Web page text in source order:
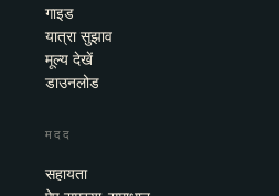
गाइड
यात्रा सुझाव
मूल्य देखें
डाउनलोड
मदद
सहायता